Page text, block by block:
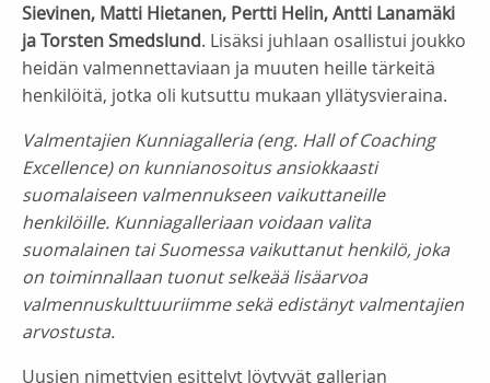
Sievinen, Matti Hietanen, Pertti Helin, Antti Lanamäki
ja Torsten Smedslund. Lisäksi juhlaan osallistui joukko
heidän valmennettaviaan ja muuten heille tärkeitä
henkilöitä, jotka oli kutsuttu mukaan yllätysvieraina.
Valmentajien Kunniagalleria (eng. Hall of Coaching
Excellence) on kunnianosoitus ansiokkaasti
suomalaiseen valmennukseen vaikuttaneille
henkilöille. Kunniagalleriaan voidaan valita
suomalainen tai Suomessa vaikuttanut henkilö, joka
on toiminnallaan tuonut selkeää lisäarvoa
valmennuskulttuuriimme sekä edistänyt valmentajien
arvostusta.
Uusien nimettyjen esittelyt löytyvät gallerian